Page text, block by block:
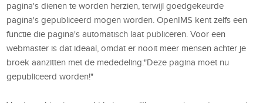
pagina's dienen te worden herzien, terwijl goedgekeurde
pagina's gepubliceerd mogen worden. OpenIMS kent zelfs een
functie die pagina's automatisch laat publiceren. Voor een
webmaster is dat ideaal, omdat er nooit meer mensen achter je
broek aanzitten met de mededeling:"Deze pagina moet nu
gepubliceerd worden!"